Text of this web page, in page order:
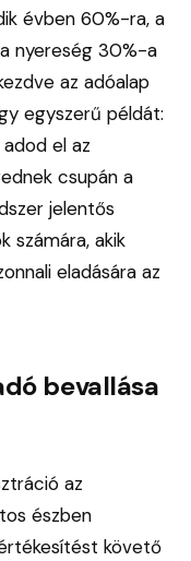
évben 60%-ra, a
nyereség 30%-a
az adóalap
egyszerű példát:
el az
csupán a
jelentős
számára, akik
eladására az
bevallása
az
észben
követő